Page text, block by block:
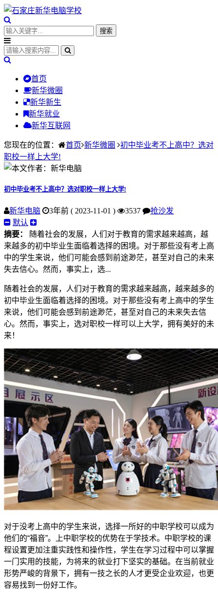
首页
新华微圈
新华新生
新华就业
新华互联网
您现在的位置： 首页 新华微圈
初中毕业考不上高中？选对
职校一样上大学!
初中毕业考不上高中？选对职校一样上大学!
新华电脑 3年前 ( 2023-11-01 ) 3537
抢沙发
默认
摘要：
随着社会的发展，人们对于教育的需求越来越高，越
来越多的初中毕业生面临着选择的困境。对于那些没有考上高
中的学生来说，他们可能会感到前途渺茫，甚至对自己的未来
失去信心。然而，事实上，选...
随着社会的发展，人们对于教育的需求越来越高，越来越多的
初中毕业生面临着选择的困境。对于那些没有考上高中的学生
来说，他们可能会感到前途渺茫，甚至对自己的未来失去信
心。然而，事实上，选对职校一样可以上大学，拥有美好的未
来！
对于没考上高中的学生来说，选择一所好的中职学校可以成为
他们的“福音”。上中职学校的优势在于学技术。中职学校的课
程设置更加注重实践性和操作性，学生在学习过程中可以掌握
一门实用的技能，为将来的就业打下坚实的基础。在当前就业
形势严峻的背景下，拥有一技之长的人才更受企业欢迎，也更
容易找到一份好工作。